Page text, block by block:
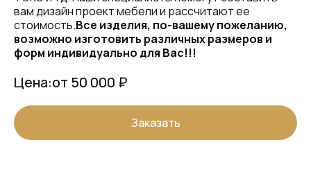
вам дизайн проект мебели и рассчитают ее
стоимость.Все изделия, по-вашему пожеланию,
возможно изготовить различных размеров и
форм индивидуально для Вас!!!
Цена:от 50 000 ₽
Заказать